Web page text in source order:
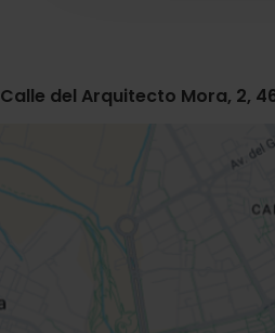
Calle del Arquitecto Mora, 2,